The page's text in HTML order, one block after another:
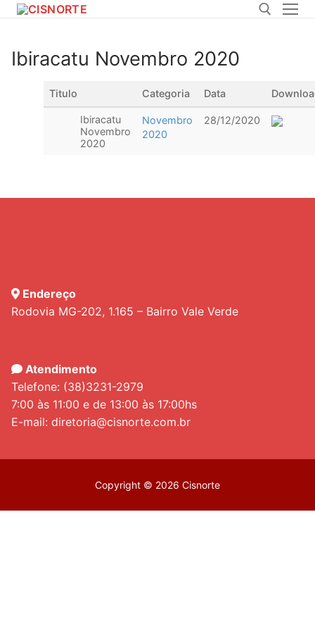
Pular
conteúdo
Ibiracatu Novembro 2020
Titulo Categoria Data
Ibiracatu
Novembro
2020
Novembro
2020
28/12/2020
Endereço
Rodovia MG-202, 1.165 – Bairro Vale Verde
Atendimento
Telefone: (38)3231-2979
7:00 às 11:00 e de 13:00 às 17:00hs
E-mail: diretoria@cisnorte.com.br
Copyright © 2026 Cisnorte